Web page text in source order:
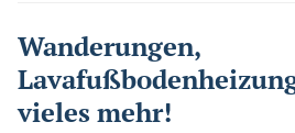
Wanderungen,
vieles mehr!